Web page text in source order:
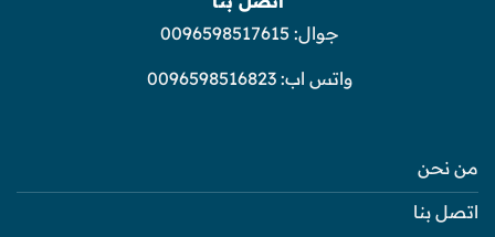
جوال: 0096598517615
واتس اب:0096598516823
من نحن
اتصل بنا